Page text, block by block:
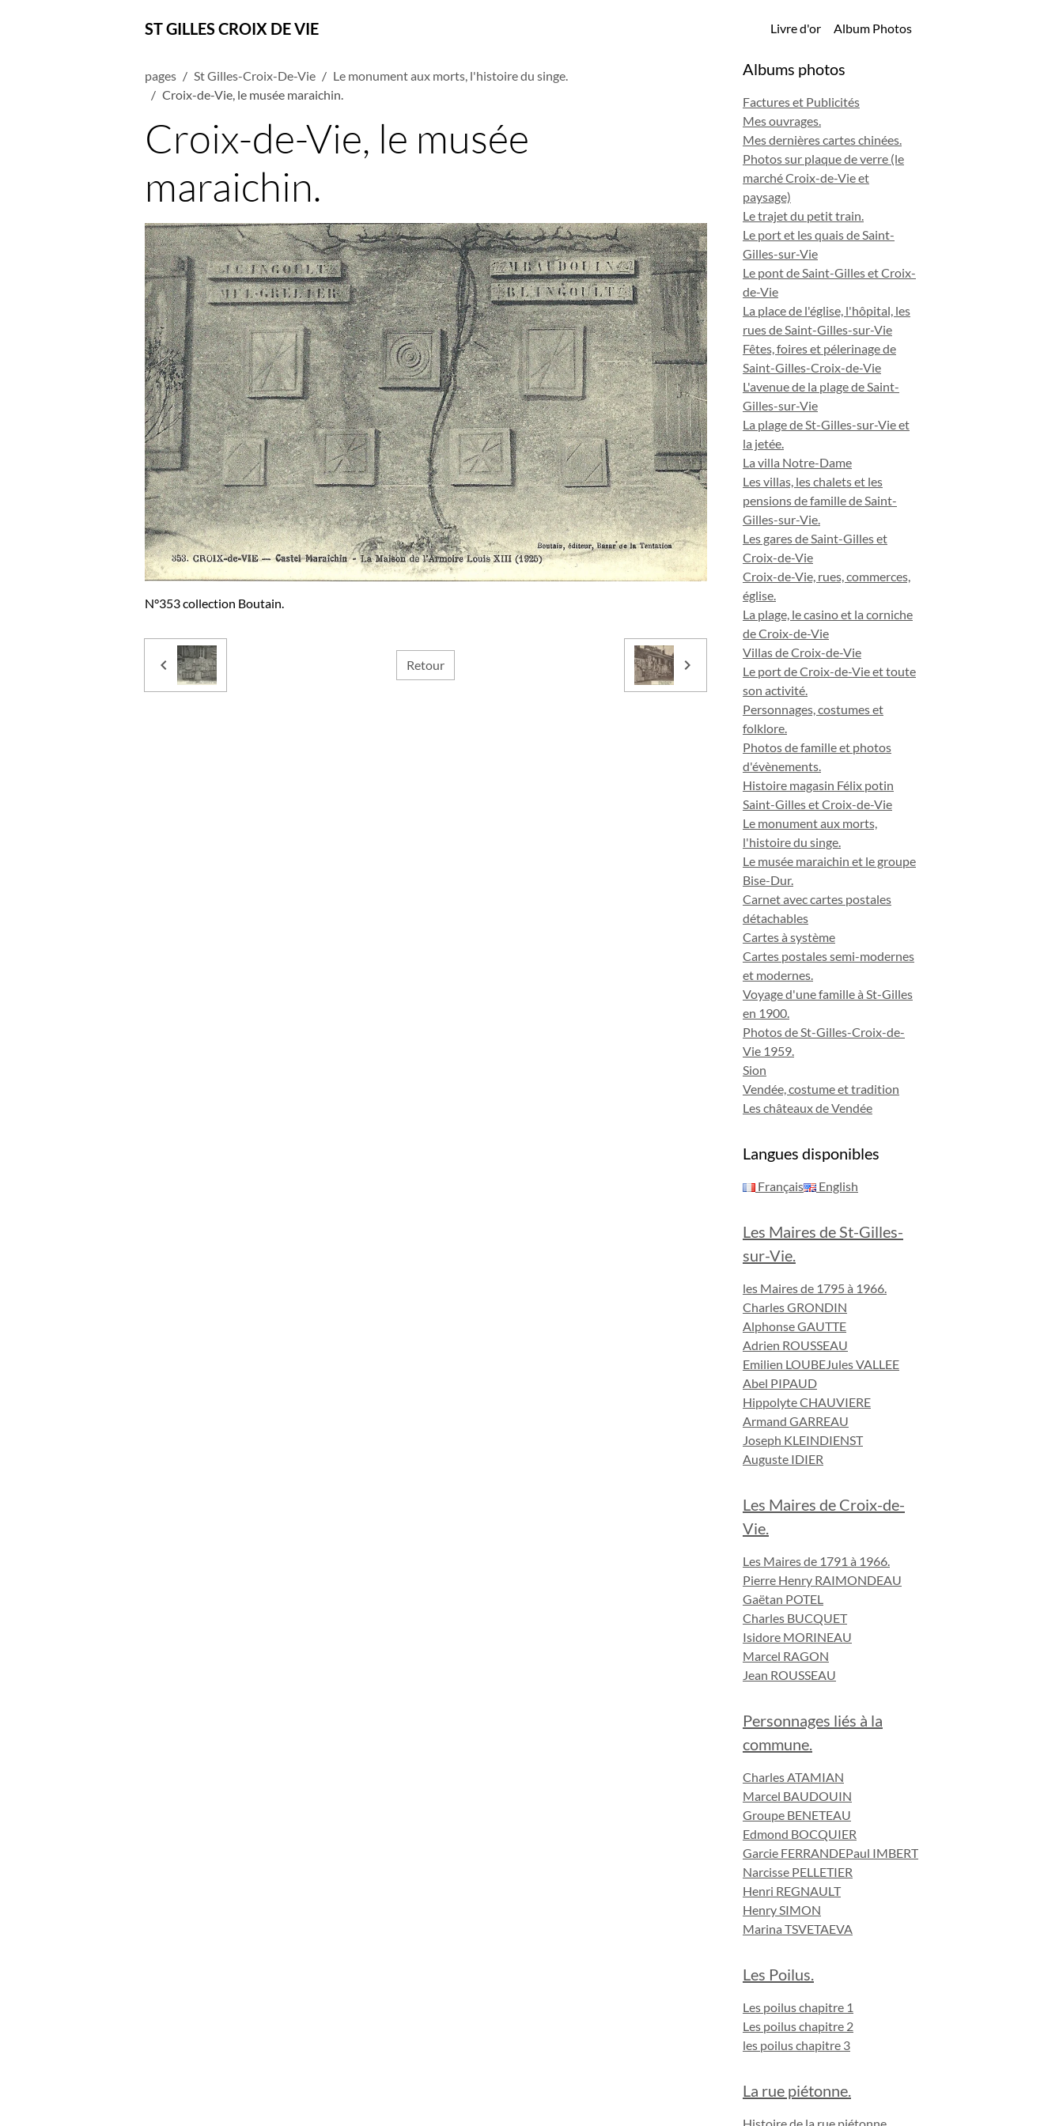
ST GILLES CROIX DE VIE Livre d'or Album Photos
pages St Gilles-Croix-De-Vie
Le monument aux morts, l'histoire du singe.
Croix-de-Vie, le musée maraichin.
Croix-de-Vie, le musée
maraichin.
N°353 collection Boutain.
Retour
Albums photos
Factures et Publicités
Mes ouvrages.
Mes dernières cartes chinées.
Photos sur plaque de verre (le
marché Croix-de-Vie et
paysage)
Le trajet du petit train.
Le port et les quais de Saint-
Gilles-sur-Vie
Le pont de Saint-Gilles et Croix-
de-Vie
La place de l'église, l'hôpital, les
rues de Saint-Gilles-sur-Vie
Fêtes, foires et pélerinage de
Saint-Gilles-Croix-de-Vie
L'avenue de la plage de Saint-
Gilles-sur-Vie
La plage de St-Gilles-sur-Vie et
la jetée.
La villa Notre-Dame
Les villas, les chalets et les
pensions de famille de Saint-
Gilles-sur-Vie.
Les gares de Saint-Gilles et
Croix-de-Vie
Croix-de-Vie, rues, commerces,
église.
La plage, le casino et la corniche
de Croix-de-Vie
Villas de Croix-de-Vie
Le port de Croix-de-Vie et toute
son activité.
Personnages, costumes et
folklore.
Photos de famille et photos
d'évènements.
Histoire magasin Félix potin
Saint-Gilles et Croix-de-Vie
Le monument aux morts,
l'histoire du singe.
Le musée maraichin et le groupe
Bise-Dur.
Carnet avec cartes postales
détachables
Cartes à système
Cartes postales semi-modernes
et modernes.
Voyage d'une famille à St-Gilles
en 1900.
Photos de St-Gilles-Croix-de-
Vie 1959.
Sion
Vendée, costume et tradition
Les châteaux de Vendée
Langues disponibles
Français English
Les Maires de St-Gilles-
sur-Vie.
les Maires de 1795 à 1966.
Charles GRONDIN
Alphonse GAUTTE
Adrien ROUSSEAU
Emilien LOUBEJules VALLEE
Abel PIPAUD
Hippolyte CHAUVIERE
Armand GARREAU
Joseph KLEINDIENST
Auguste IDIER
Les Maires de Croix-de-
Vie.
Les Maires de 1791 à 1966.
Pierre Henry RAIMONDEAU
Gaëtan POTEL
Charles BUCQUET
Isidore MORINEAU
Marcel RAGON
Jean ROUSSEAU
Personnages liés à la
commune.
Charles ATAMIAN
Marcel BAUDOUIN
Groupe BENETEAU
Edmond BOCQUIER
Garcie FERRANDEPaul IMBERT
Narcisse PELLETIER
Henri REGNAULT
Henry SIMON
Marina TSVETAEVA
Les Poilus.
Les poilus chapitre 1
Les poilus chapitre 2
les poilus chapitre 3
La rue piétonne.